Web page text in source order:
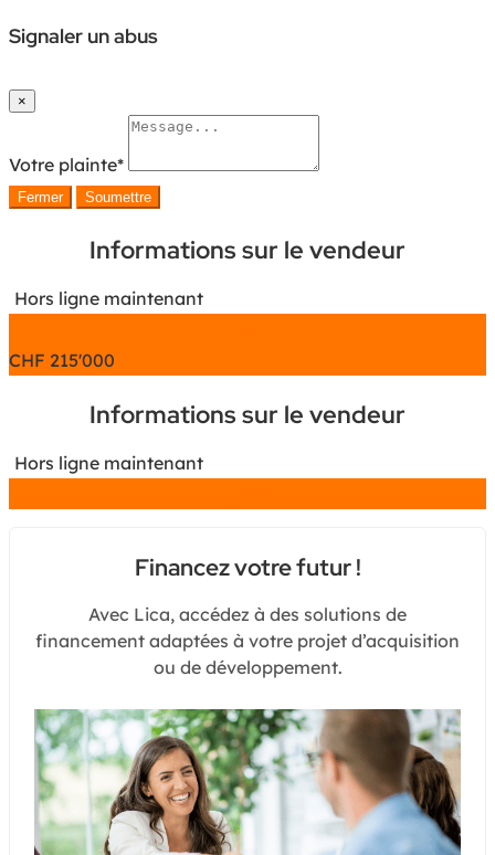
Signaler un abus
×
Votre plainte*
Fermer Soumettre
Informations sur le vendeur
Hors ligne maintenant
CHF 215'000
Informations sur le vendeur
Hors ligne maintenant
Financez votre futur !
Avec Lica, accédez à des solutions de
financement adaptées à votre projet d’acquisition
ou de développement.